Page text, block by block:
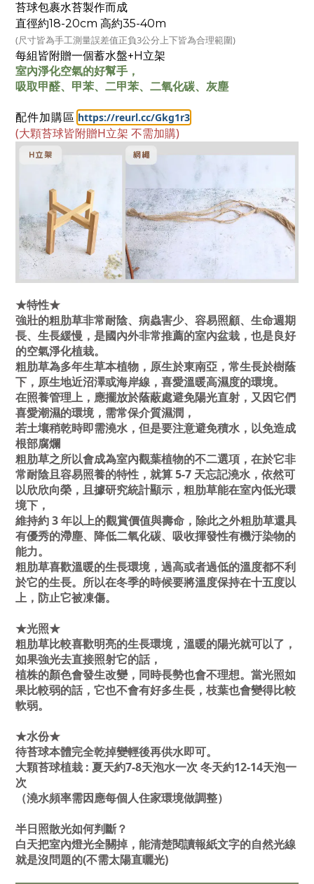
苔球包裹水苔製作而成
直徑約18-20cm 高約35-40m
(尺寸皆為手工測量誤差值正負3公分上下皆為合理範圍)
每組皆附贈一個蓄水盤+H立架
室內淨化空氣的好幫手，
吸取甲醛、甲苯、二甲苯、二氧化碳、灰塵
配件加購區 https://reurl.cc/Gkg1r3
(大顆苔球皆附贈H立架 不需加購)
★特性★
強壯的粗肋草非常耐陰、病蟲害少、容易照顧、生命週期
長、生長緩慢，是國內外非常推薦的室內盆栽，也是良好
的空氣淨化植栽。
粗肋草為多年生草本植物，原生於東南亞，常生長於樹蔭
下，原生地近沼澤或海岸線，喜愛溫暖高濕度的環境。
在照養管理上，應擺放於蔭蔽處避免陽光直射，又因它們
喜愛潮濕的環境，需常保介質濕潤，
若土壤稍乾時即需澆水， 但是要注意避免積水，以免造成
根部腐爛
粗肋草之所以會成為室內觀葉植物的不二選項，在於它非
常耐陰且容易照養的特性，就算 5-7 天忘記澆水，依然可
以欣欣向榮，且據研究統計顯示，粗肋草能在室內低光環
境下，
維持約 3 年以上的觀賞價值與壽命，除此之外粗肋草還具
有優秀的滯塵、降低二氧化碳、吸收揮發性有機汙染物的
能力。
粗肋草喜歡溫暖的生長環境，過高或者過低的溫度都不利
於它的生長。所以在冬季的時候要將溫度保持在十五度以
上，防止它被凍傷。
★光照★
粗肋草比較喜歡明亮的生長環境，溫暖的陽光就可以了，
如果強光去直接照射它的話，
植株的顏色會發生改變，同時長勢也會不理想。當光照如
果比較弱的話，它也不會有好多生長，枝葉也會變得比較
軟弱。
★水份★
待苔球本體完全乾掉變輕後再供水即可。
大顆苔球植栽 : 夏天約7-8天泡水一次 冬天約12-14天泡一
次
（澆水頻率需因應每個人住家環境做調整）
半日照散光如何判斷？
白天把室內燈光全關掉，能清楚閱讀報紙文字的自然光線
就是沒問題的(不需太陽直曬光)